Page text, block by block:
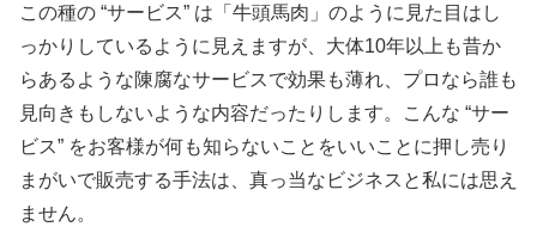
この種の “サービス” は「牛頭馬肉」のように見た目はし
っかりしているように見えますが、大体10年以上も昔か
らあるような陳腐なサービスで効果も薄れ、プロなら誰も
見向きもしないような内容だったりします。こんな “サー
ビス” をお客様が何も知らないことをいいことに押し売り
まがいで販売する手法は、真っ当なビジネスと私には思え
ません。